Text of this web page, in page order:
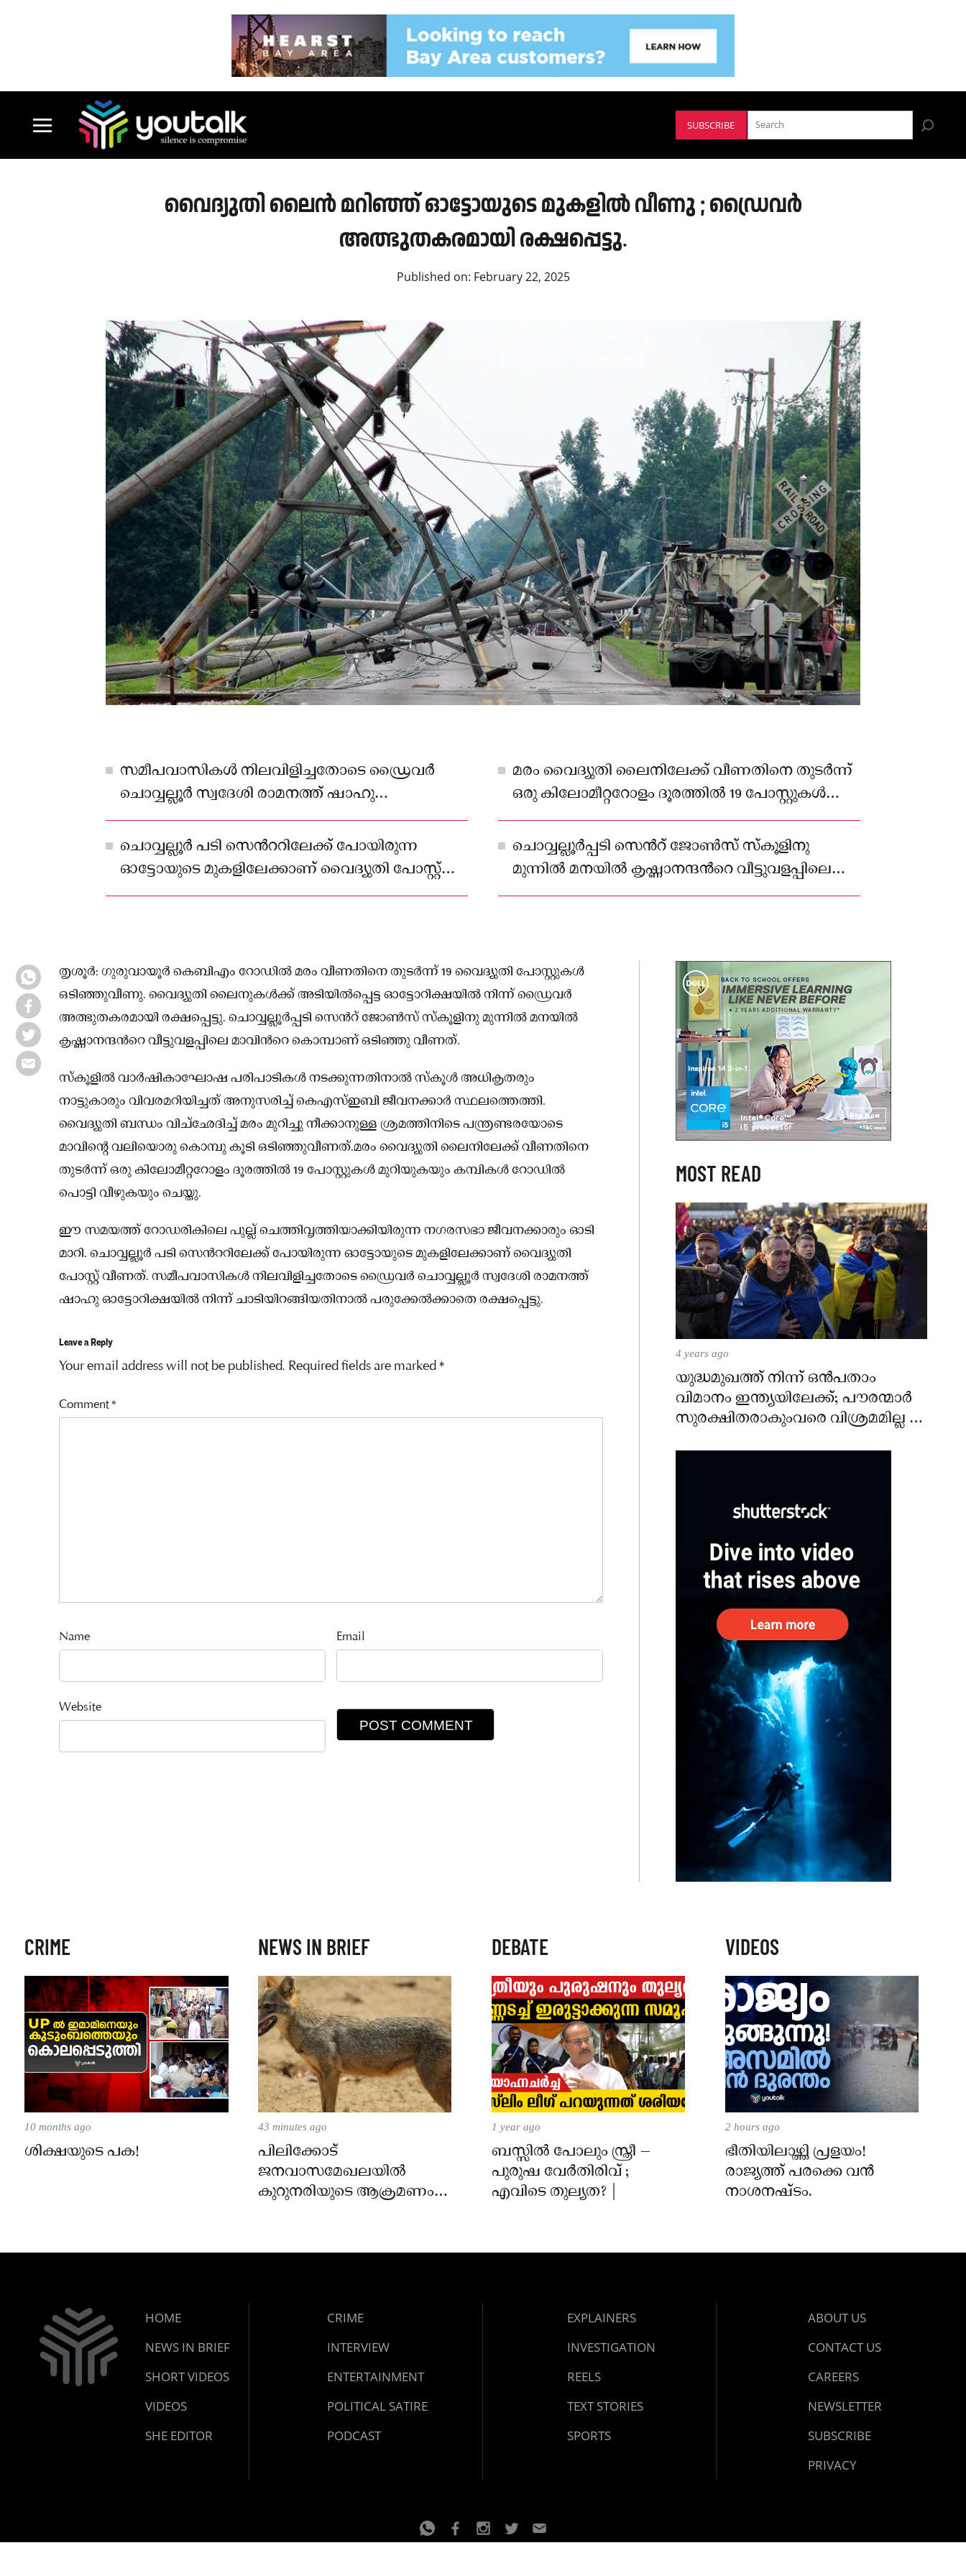
SUBSCRIBE
വൈദ്യുതി ലൈൻ മറിഞ്ഞ് ഓട്ടോയുടെ മുകളിൽ വീണു ; ഡ്രൈവര്‍
അത്ഭുതകരമായി രക്ഷപ്പെട്ടു.
Published on: February 22, 2025
സമീപവാസികള്‍ നിലവിളിച്ചതോടെ ഡ്രൈവര്‍
ചൊവ്വല്ലൂര്‍ സ്വദേശി രാമനത്ത് ഷാഹു
ഓട്ടോറിക്ഷയില്‍ നിന്ന് ചാടിയിറങ്ങിയതിനാല്‍
പരുക്കേല്‍ക്കാതെ രക്ഷപ്പെട്ടു.
മരം വൈദ്യുതി ലൈനിലേക്ക് വീണതിനെ തുടര്‍ന്ന്
ഒരു കിലോമീറ്ററോളം ദൂരത്തില്‍ 19 പോസ്റ്റുകള്‍
മുറിയുകയും കമ്പികള്‍ റോഡില്‍ പൊട്ടി വീഴുകയും
ചെയ്തു.
ചൊവ്വല്ലൂര്‍ പടി സെന്‍ററിലേക്ക് പോയിരുന്ന
ഓട്ടോയുടെ മുകളിലേക്കാണ് വൈദ്യുതി പോസ്റ്റ്
വീണത്
ചൊവ്വല്ലൂര്‍പ്പടി സെന്‍റ് ജോണ്‍സ് സ്‌കൂളിനു
മുന്നില്‍ മനയില്‍ കൃഷ്ണാനന്ദന്‍റെ വീട്ടുവളപ്പിലെ
മാവിന്‍റെ കൊമ്പാണ് ഒടിഞ്ഞു വീണത്.
തൃശൂര്‍: ഗുരുവായൂര്‍ കെബിഎം റോഡില്‍ മരം വീണതിനെ തുടർന്ന് 19 വൈദ്യുതി പോസ്റ്റുകള്‍
ഒടിഞ്ഞുവീണു. വൈദ്യുതി ലൈനുകള്‍ക്ക് അടിയില്‍പ്പെട്ട ഓട്ടോറിക്ഷയില്‍ നിന്ന് ഡ്രൈവര്‍
അത്ഭുതകരമായി രക്ഷപ്പെട്ടു. ചൊവ്വല്ലൂര്‍പ്പടി സെന്‍റ് ജോണ്‍സ് സ്‌കൂളിനു മുന്നില്‍ മനയില്‍
കൃഷ്ണാനന്ദന്‍റെ വീട്ടുവളപ്പിലെ മാവിന്‍റെ കൊമ്പാണ് ഒടിഞ്ഞു വീണത്.
സ്‌കൂളില്‍ വാര്‍ഷികാഘോഷ പരിപാടികള്‍ നടക്കുന്നതിനാല്‍ സ്‌കൂള്‍ അധികൃതരും
നാട്ടുകാരും വിവരമറിയിച്ചത് അനുസരിച്ച് കെഎസ്ഇബി ജീവനക്കാര്‍ സ്ഥലത്തെത്തി.
വൈദ്യുതി ബന്ധം വിച്‌ഛേദിച്ച് മരം മുറിച്ചു നീക്കാനുള്ള ശ്രമത്തിനിടെ പന്ത്രണ്ടരയോടെ
മാവിന്റെ വലിയൊരു കൊമ്പു കൂടി ഒടിഞ്ഞുവീണത്.മരം വൈദ്യുതി ലൈനിലേക്ക് വീണതിനെ
തുടര്‍ന്ന് ഒരു കിലോമീറ്ററോളം ദൂരത്തില്‍ 19 പോസ്റ്റുകള്‍ മുറിയുകയും കമ്പികള്‍ റോഡില്‍
പൊട്ടി വീഴുകയും ചെയ്തു.
ഈ സമയത്ത് റോഡരികിലെ പുല്ല് ചെത്തിവൃത്തിയാക്കിയിരുന്ന നഗരസഭാ ജീവനക്കാരും ഓടി
മാറി. ചൊവ്വല്ലൂര്‍ പടി സെന്‍ററിലേക്ക് പോയിരുന്ന ഓട്ടോയുടെ മുകളിലേക്കാണ് വൈദ്യുതി
പോസ്റ്റ് വീണത്. സമീപവാസികള്‍ നിലവിളിച്ചതോടെ ഡ്രൈവര്‍ ചൊവ്വല്ലൂര്‍ സ്വദേശി രാമനത്ത്
ഷാഹു ഓട്ടോറിക്ഷയില്‍ നിന്ന് ചാടിയിറങ്ങിയതിനാല്‍ പരുക്കേല്‍ക്കാതെ രക്ഷപ്പെട്ടു.
Leave a Reply
Your email address will not be published. Required fields are marked*
Comment*
Name Email
Website
MOST READ
4 years ago
യുദ്ധമുഖത്ത് നിന്ന് ഒൻപതാം
വിമാനം ഇന്ത്യയിലേക്ക്; പൗരന്മാർ
സുരക്ഷിതരാകുംവരെ വിശ്രമമില്ല –
CRIME
10 months ago
ശിക്ഷയുടെ പക!
NEWS IN BRIEF
43 minutes ago
പിലിക്കോട്
ജനവാസമേഖലയിൽ
കുറുനരിയുടെ ആക്രമണം;
പഞ്ചായത്ത്
DEBATE
1 year ago
ബസ്സിൽ പോലും സ്ത്രീ –
പുരുഷ വേർതിരിവ് ;
എവിടെ തുല്യത? |
VIDEOS
2 hours ago
ഭീതിയിലാഴ്ത്തി പ്രളയം!
രാജ്യത്ത് പരക്കെ വൻ
നാശനഷ്ടം.
HOME
NEWS IN BRIEF
SHORT VIDEOS
VIDEOS
SHE EDITOR
CRIME
INTERVIEW
ENTERTAINMENT
POLITICAL SATIRE
PODCAST
EXPLAINERS
INVESTIGATION
REELS
TEXT STORIES
SPORTS
ABOUT US
CONTACT US
CAREERS
NEWSLETTER
SUBSCRIBE
PRIVACY